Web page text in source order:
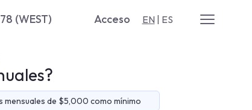
(WEST) Acceso EN | ES
mensuales de $5,000 como mínimo